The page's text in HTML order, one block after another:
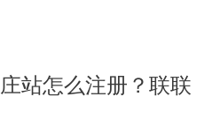
站怎么注册？联联